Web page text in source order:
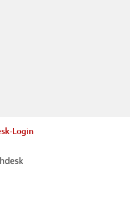
Login